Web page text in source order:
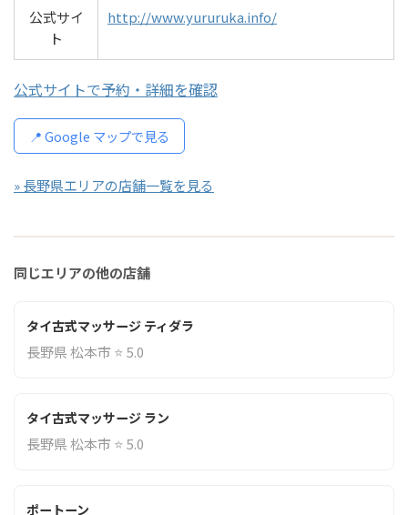
公式サイ
ト
http://www.yururuka.info/
公式サイトで予約・詳細を確認
📍 Google マップで見る
» 長野県エリアの店舗一覧を見る
同じエリアの他の店舗
タイ古式マッサージ ティダラ
長野県 松本市 ⭐ 5.0
タイ古式マッサージ ラン
長野県 松本市 ⭐ 5.0
ポートーン